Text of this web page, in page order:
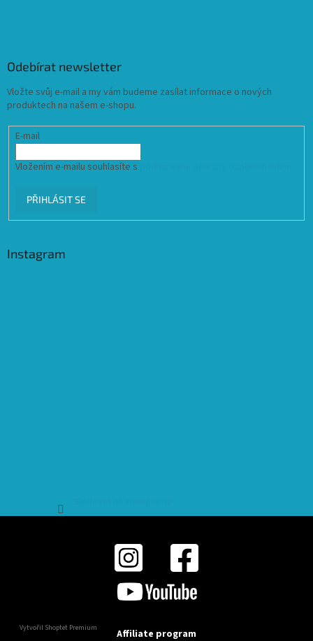
Odebírat newsletter
Vložte svůj e-mail a my vám budeme zasílat informace o nových
produktech na našem e-shopu.
E-mail
Vložením e-mailu souhlasíte s
PŘIHLÁSIT SE
Instagram
Vytvořil Shoptet Premium Affiliate program